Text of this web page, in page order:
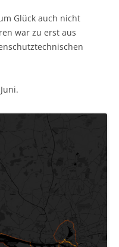
Glück auch nicht
war zu erst aus